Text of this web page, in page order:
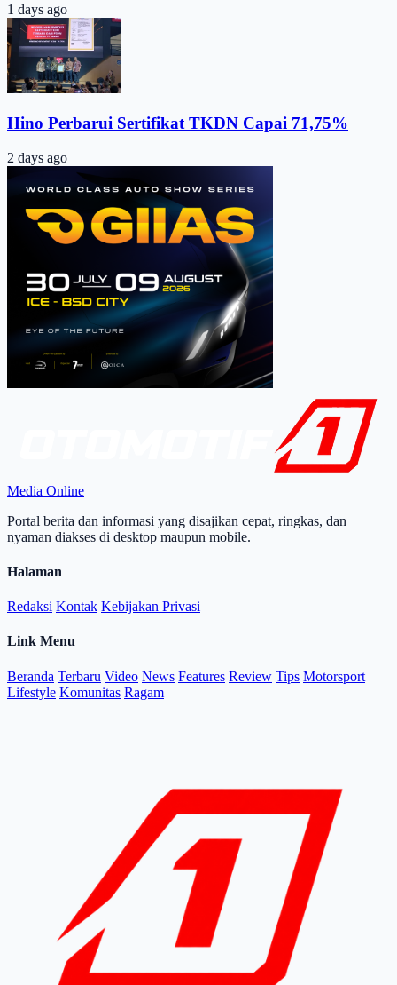
1 days ago
Hino Perbarui Sertifikat TKDN Capai 71,75%
2 days ago
Media Online
Portal berita dan informasi yang disajikan cepat, ringkas, dan
nyaman diakses di desktop maupun mobile.
Halaman
Redaksi Kontak Kebijakan Privasi
Link Menu
Beranda Terbaru Video News Features Review Tips Motorsport
Lifestyle Komunitas Ragam